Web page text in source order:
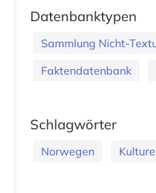
Datenbanktypen
Sammlung Nicht-
Faktendatenbank
Schlagwörter
Norwegen